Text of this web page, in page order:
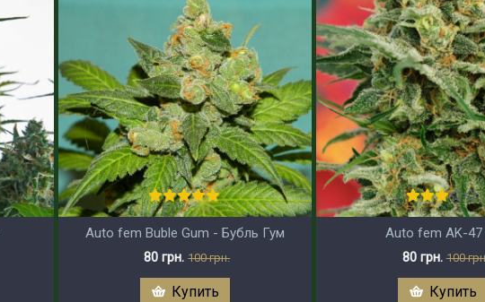
Auto fem Buble Gum - Бубль Гум
80 грн. 100 грн.
Купить
Auto fem AK-47
80 грн. 100
Купить